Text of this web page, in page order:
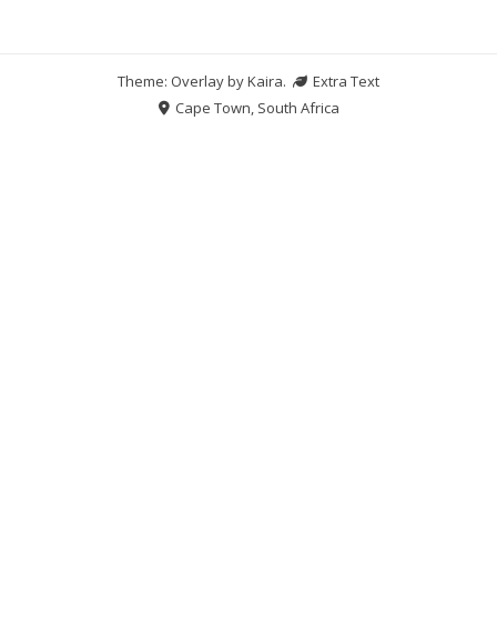
Theme: Overlay byKaira.
Extra Text
Cape Town, South Africa